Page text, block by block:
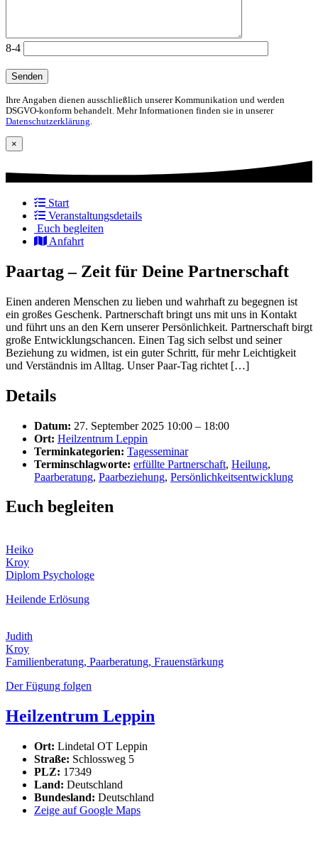
8-4
Ihre Angaben dienen ausschließlich unserer Kommunikation und werden
DSGVO-konform behandelt. Mehr Informationen finden sie in unserer
Datenschutzerklärung.
×
Start
Veranstaltungsdetails
Euch begleiten
Anfahrt
Paartag – Zeit für Deine Partnerschaft
Einen anderen Menschen zu lieben und wahrhaft zu begegnen ist
ein großes Geschenk. Partnerschaft bringt uns mit uns in Kontakt
und führt uns an den Kern unserer Persönlichkeit. Partnerschaft birgt
große Entwicklungschancen. Einen Tag sich selbst und seiner
Beziehung zu widmen, ist ein guter Schritt, für mehr Leichtigkeit
und Verständnis im Alltag. Unser Paar-Tag richtet […]
Details
Datum: 27. September 2025 10:00 – 18:00
Ort: Heilzentrum Leppin
Terminkategorien: Tagesseminar
Terminschlagworte: erfüllte Partnerschaft, Heilung,
Paarberatung, Paarbeziehung, Persönlichkeitsentwicklung
Euch begleiten
Heiko
Kroy
Diplom Psychologe
Heilende Erlösung
Judith
Kroy
Familienberatung, Paarberatung, Frauenstärkung
Der Fügung folgen
Heilzentrum Leppin
Ort: Lindetal OT Leppin
Straße: Schlossweg 5
PLZ: 17349
Land: Deutschland
Bundesland: Deutschland
Zeige auf Google Maps